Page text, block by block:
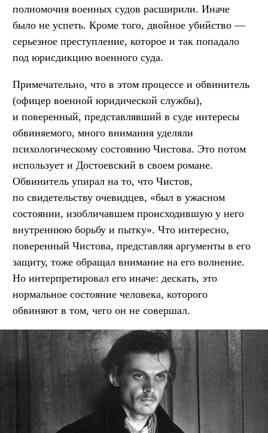
полномочия военных судов расширили. Иначе
было не успеть. Кроме того, двойное убийство —
серьезное преступление, которое и так попадало
под юрисдикцию военного суда.
Примечательно, что в этом процессе и обвинитель
(офицер военной юридической службы),
и поверенный, представлявший в суде интересы
обвиняемого, много внимания уделяли
психологическому состоянию Чистова. Это потом
использует и Достоевский в своем романе.
Обвинитель упирал на то, что Чистов,
по свидетельству очевидцев, «был в ужасном
состоянии, изобличавшем происходившую у него
внутреннюю борьбу и пытку». Что интересно,
поверенный Чистова, представляя аргументы в его
защиту, тоже обращал внимание на его волнение.
Но интерпретировал его иначе: дескать, это
нормальное состояние человека, которого
обвиняют в том, чего он не совершал.